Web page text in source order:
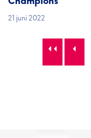
21 juni 2022